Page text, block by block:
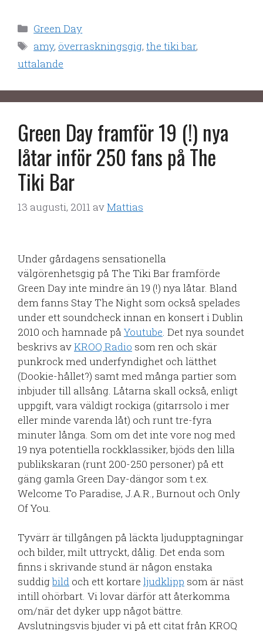
Kategorier
Green Day
Etiketter
amy, överraskningsgig,the tiki bar,
uttalande
Green Day framför 19 (!) nya
låtar inför 250 fans på The
Tiki Bar
13 augusti, 2011 avMattias
Under gårdagens sensationella
välgörenhetsgig på The Tiki Bar framförde
Green Day inte mindre än 19 (!) nya låtar. Bland
dem fanns Stay The Night som också spelades
under ett soundcheck innan en konsert i Dublin
2010 och hamnade på Youtube . Det nya soundet
beskrivs avKROQ Radio som ren och skär
punkrock med underfyndighet och lätthet
(Dookie-hållet?) samt med många partier som
inbjuder till allsång. Låtarna skall också, enligt
uppgift, vara väldigt rockiga (gitarrsolo i mer
eller minde varenda låt) och runt tre-fyra
minuter långa. Som om det inte vore nog med
19 nya potentiella rockklassiker, bjöds den lilla
publikskaran (runt 200-250 personer) på ett
gäng gamla Green Day-dängor som t.ex.
Welcome To Paradise, J.A.R., Burnout och Only
Of You.
Tyvärr är tillgången på läckta ljudupptagningar
och bilder, milt uttryckt, dålig. Det enda som
finns i skrivande stund är någon enstaka
suddigbild och ett kortare ljudklipp som är näst
intill ohörbart. Vi lovar därför att återkomma
om/när det dyker upp något bättre.
Avslutningsvis bjuder vi på ett citat från KROQ